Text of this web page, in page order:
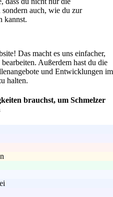
auch, wie du zur
kannst.
Das macht es uns einfacher,
Außerdem hast du die
und Entwicklungen im
halten.
brauchst, um Schmelzer